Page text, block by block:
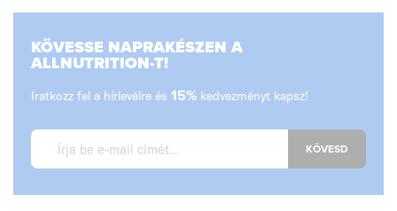
KÖVESSE NAPRAKÉSZEN A
ALLNUTRITION-T!
Iratkozz fel a hírlevélre és 15% kedvezményt kapsz!
KÖVESD